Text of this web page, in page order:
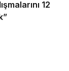
12